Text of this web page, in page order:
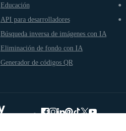
Educación
API para desarrolladores
Búsqueda inversa de imágenes con IA
Eliminación de fondo con IA
Generador de códigos QR